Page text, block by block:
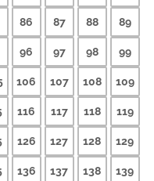
86 87 88 89
96 97 98 99
106 107 108 109
116 117 118 119
126 127 128 129
136 137 138 139